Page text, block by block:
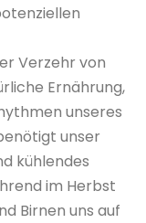
Verzehr von
Ernährung,
unseres
unser
kühlendes
im Herbst
Birnen uns auf